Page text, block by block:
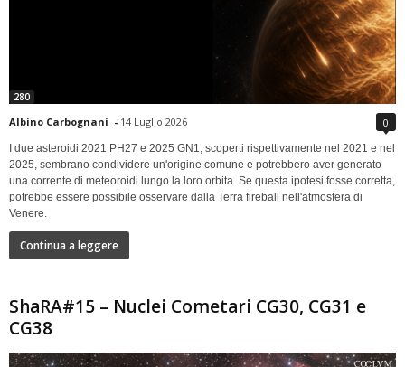
280
Albino Carbognani - 14 Luglio 2026 0
I due asteroidi 2021 PH27 e 2025 GN1, scoperti rispettivamente nel 2021 e nel
2025, sembrano condividere un'origine comune e potrebbero aver generato
una corrente di meteoroidi lungo la loro orbita. Se questa ipotesi fosse corretta,
potrebbe essere possibile osservare dalla Terra fireball nell'atmosfera di
Venere.
Continua a leggere
ShaRA#15 – Nuclei Cometari CG30, CG31 e
CG38